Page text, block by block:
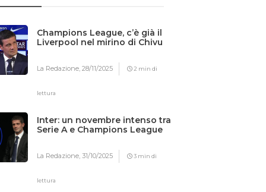
Champions League, c’è già il
Liverpool nel mirino di Chivu
La Redazione,28/11/2025 2 min di
lettura
Inter: un novembre intenso tra
Serie A e Champions League
La Redazione,31/10/2025 3 min di
lettura